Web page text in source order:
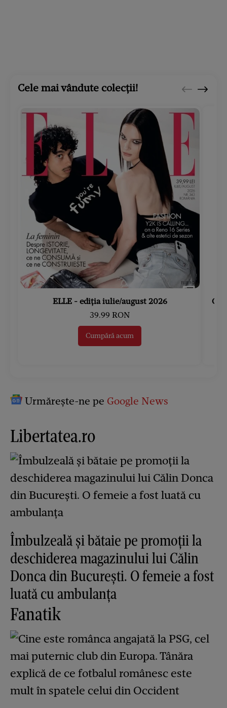
Cele mai vândute colecții!
ELLE - ediția iulie/august 2026
39.99 RON
Cumpără acum
Urmărește-ne pe Google News
Libertatea.ro
Îmbulzeală și bătaie pe promoții la
deschiderea magazinului lui Călin
Donca din București. O femeie a fost
luată cu ambulanța
Fanatik